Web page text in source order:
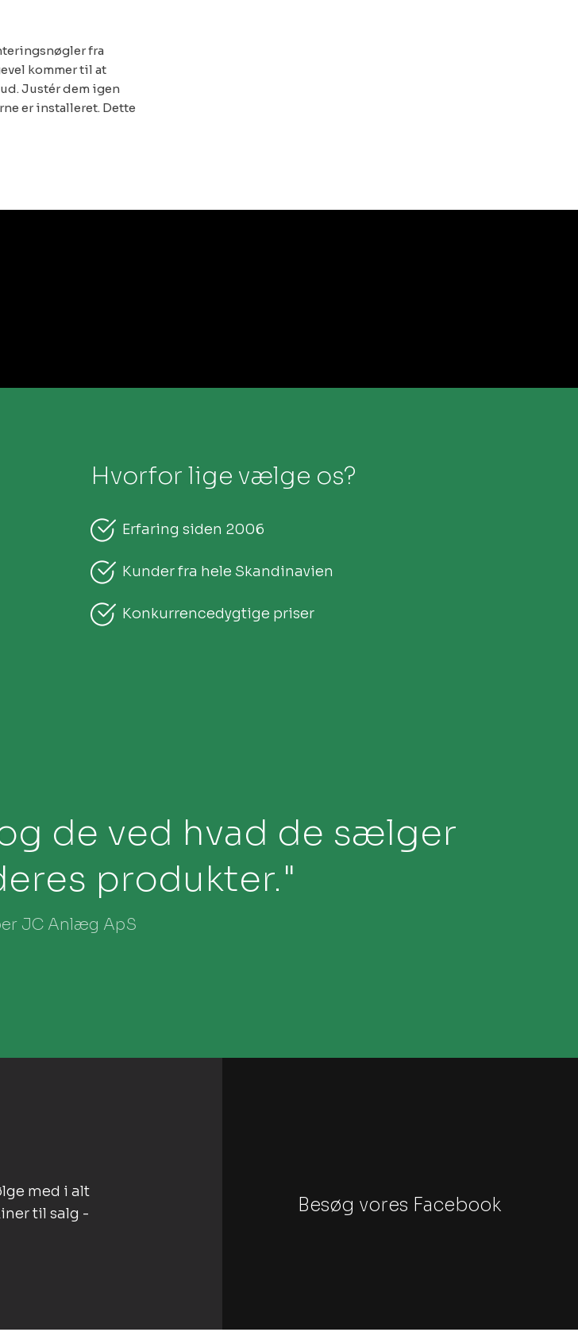
fra
kommer til at
Justér dem igen
er installeret. Dette
Hvorfor lige vælge os?
Erfaring siden 2006​
Kunder fra hele Skandinavien
Konkurrencedygtige priser​
de ved hvad de sælger
produkter."
JC Anlæg ApS
med i alt
til salg -
Besøg vores Facebook